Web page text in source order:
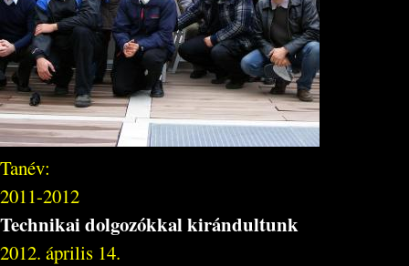
Tanév:
2011-2012
Technikai dolgozókkal kirándultunk
2012. április 14.